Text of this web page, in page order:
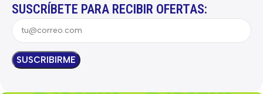
SUSCRÍBETE PARA RECIBIR OFERTAS: